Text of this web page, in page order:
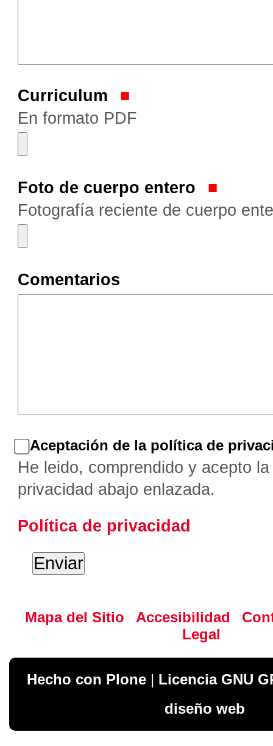
Curriculum
En formato PDF
Foto de cuerpo entero
Fotografía reciente de cuerpo
Comentarios
Aceptación de la política de
He leido, comprendido y acepto
privacidad abajo enlazada.
Política de privacidad
Mapa del Sitio Accesibilidad
Legal
Hecho con Plone | Licencia GNU
diseño web